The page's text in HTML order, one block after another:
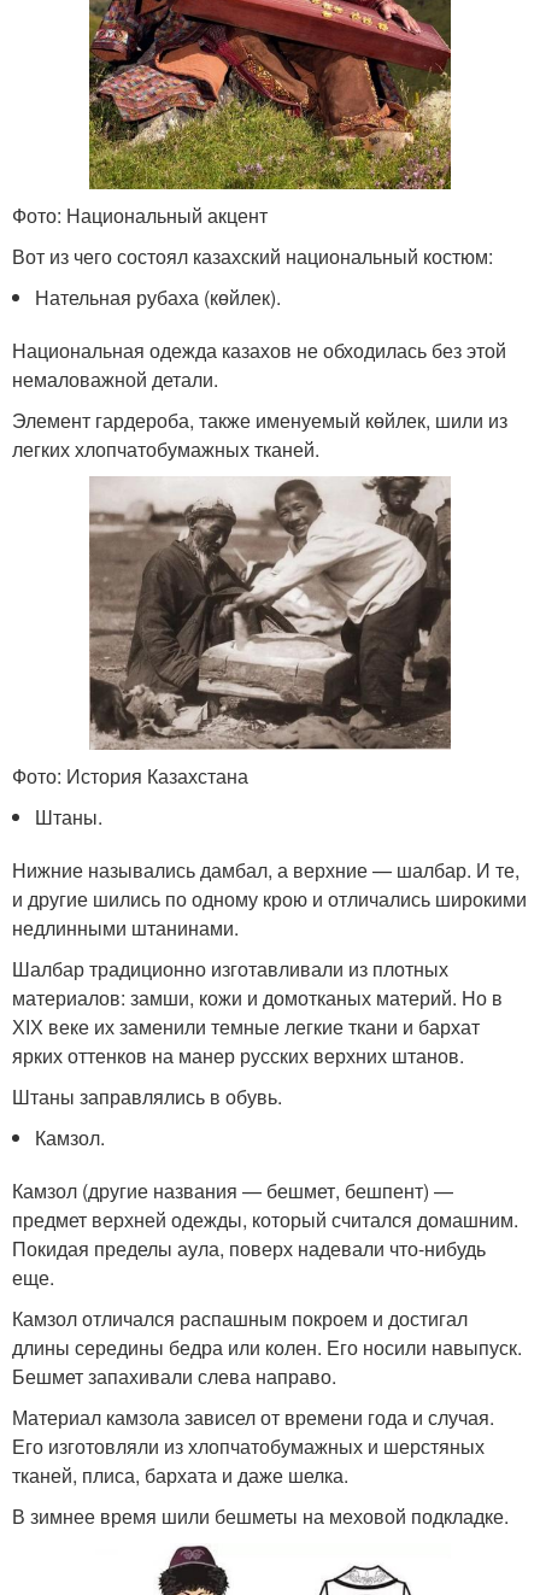
Фото: Национальный акцент
Вот из чего состоял казахский национальный костюм:
Нательная рубаха (көйлек).
Национальная одежда казахов не обходилась без этой
немаловажной детали.
Элемент гардероба, также именуемый көйлек, шили из
легких хлопчатобумажных тканей.
Фото: История Казахстана
Штаны.
Нижние назывались дамбал, а верхние — шалбар. И те,
и другие шились по одному крою и отличались широкими
недлинными штанинами.
Шалбар традиционно изготавливали из плотных
материалов: замши, кожи и домотканых материй. Но в
ХІХ веке их заменили темные легкие ткани и бархат
ярких оттенков на манер русских верхних штанов.
Штаны заправлялись в обувь.
Камзол.
Камзол (другие названия — бешмет, бешпент) —
предмет верхней одежды, который считался домашним.
Покидая пределы аула, поверх надевали что-нибудь
еще.
Камзол отличался распашным покроем и достигал
длины середины бедра или колен. Его носили навыпуск.
Бешмет запахивали слева направо.
Материал камзола зависел от времени года и случая.
Его изготовляли из хлопчатобумажных и шерстяных
тканей, плиса, бархата и даже шелка.
В зимнее время шили бешметы на меховой подкладке.